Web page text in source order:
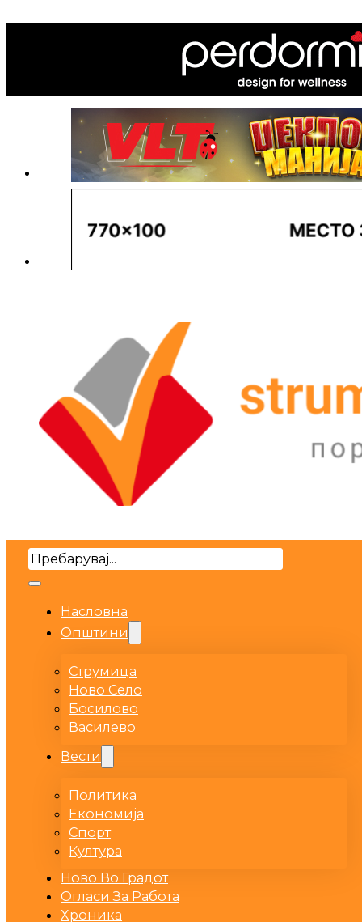
Search
Насловна
Општини
Струмица
Ново Село
Босилово
Василево
Вести
Политика
Економија
Спорт
Култура
Ново Во Градот
Огласи За Работа
Хроника